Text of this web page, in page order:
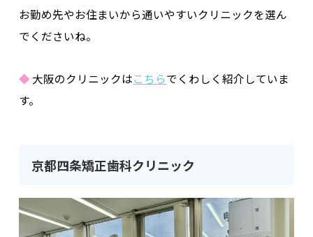
お勤め先やお住まいから通いやすいクリニックを選ん
でくださいね。
◆ 大阪のクリニックはこちらでくわしく紹介していま
す。
京都四条矯正歯科クリニック